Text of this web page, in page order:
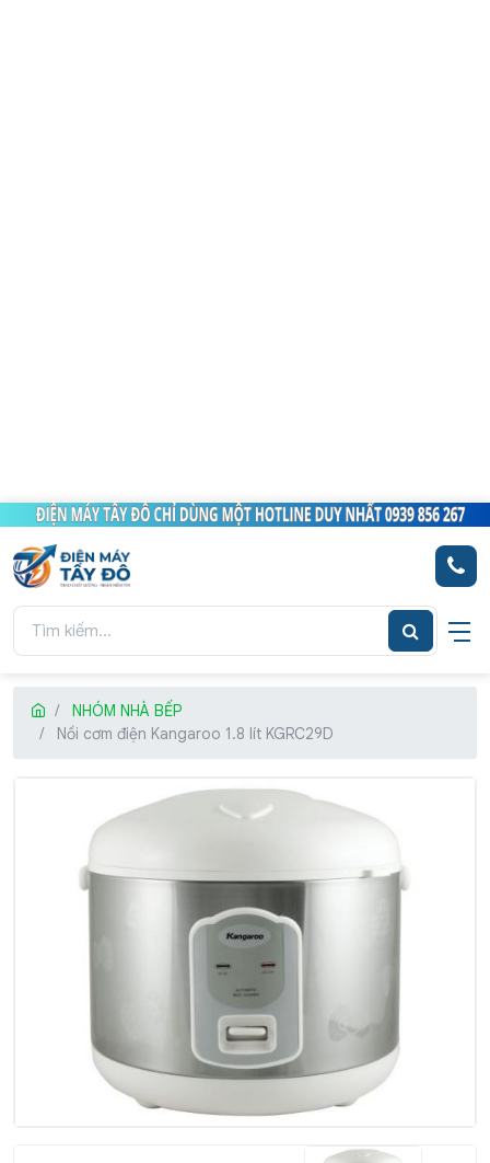
NHÓM NHÀ BẾP
Nồi cơm điện Kangaroo 1.8 lít KGRC29D